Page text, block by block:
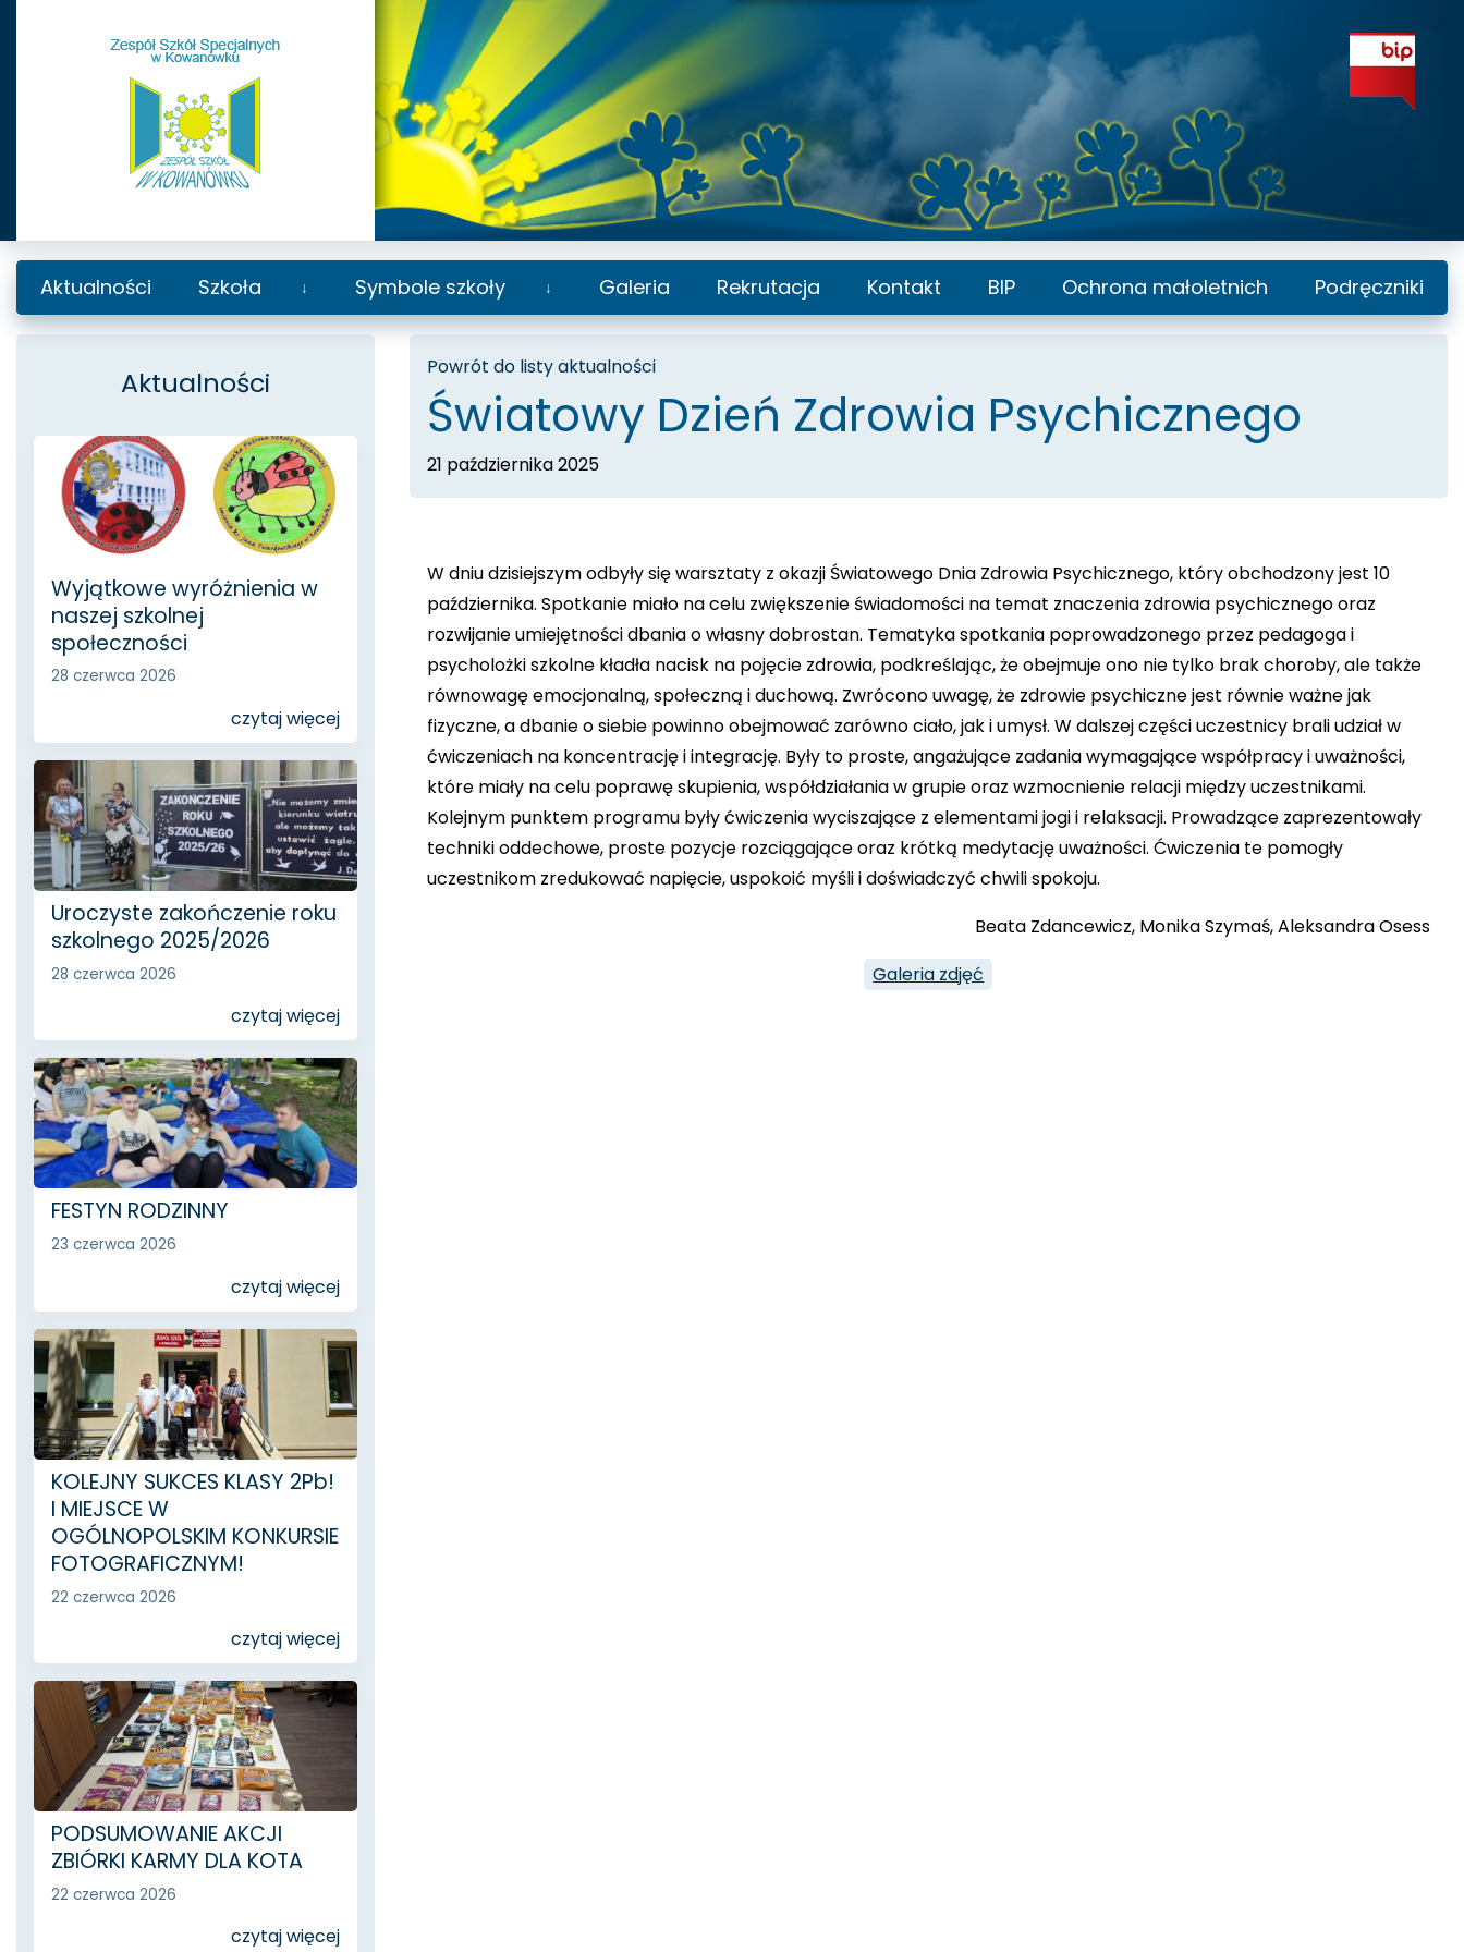
Aktualności Szkoła
Rozwiń
podmenu
Symbole szkoły
Rozwiń
podmenu
Galeria Rekrutacja Kontakt BIP Ochrona małoletnich Podręczniki
Powrót do listy aktualności
Światowy Dzień Zdrowia Psychicznego
21 października 2025
W dniu dzisiejszym odbyły się warsztaty z okazji Światowego Dnia Zdrowia Psychicznego, który obchodzony jest 10
października. Spotkanie miało na celu zwiększenie świadomości na temat znaczenia zdrowia psychicznego oraz
rozwijanie umiejętności dbania o własny dobrostan. Tematyka spotkania poprowadzonego przez pedagoga i
psycholożki szkolne kładła nacisk na pojęcie zdrowia, podkreślając, że obejmuje ono nie tylko brak choroby, ale także
równowagę emocjonalną, społeczną i duchową. Zwrócono uwagę, że zdrowie psychiczne jest równie ważne jak
fizyczne, a dbanie o siebie powinno obejmować zarówno ciało, jak i umysł. W dalszej części uczestnicy brali udział w
ćwiczeniach na koncentrację i integrację. Były to proste, angażujące zadania wymagające współpracy i uważności,
które miały na celu poprawę skupienia, współdziałania w grupie oraz wzmocnienie relacji między uczestnikami.
Kolejnym punktem programu były ćwiczenia wyciszające z elementami jogi i relaksacji. Prowadzące zaprezentowały
techniki oddechowe, proste pozycje rozciągające oraz krótką medytację uważności. Ćwiczenia te pomogły
uczestnikom zredukować napięcie, uspokoić myśli i doświadczyć chwili spokoju.
Beata Zdancewicz, Monika Szymaś, Aleksandra Osess
Galeria zdjęć
Aktualności
Wyjątkowe wyróżnienia w
naszej szkolnej
społeczności
28 czerwca 2026
czytaj więcej
Uroczyste zakończenie roku
szkolnego 2025/2026
28 czerwca 2026
czytaj więcej
FESTYN RODZINNY
23 czerwca 2026
czytaj więcej
KOLEJNY SUKCES KLASY 2Pb!
I MIEJSCE W
OGÓLNOPOLSKIM KONKURSIE
FOTOGRAFICZNYM!
22 czerwca 2026
czytaj więcej
PODSUMOWANIE AKCJI
ZBIÓRKI KARMY DLA KOTA
22 czerwca 2026
czytaj więcej